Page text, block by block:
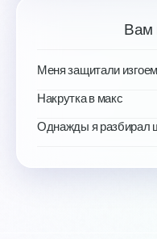
Вам
Меня защитали изгоем
Накрутка в макс
Однажды я разбирал